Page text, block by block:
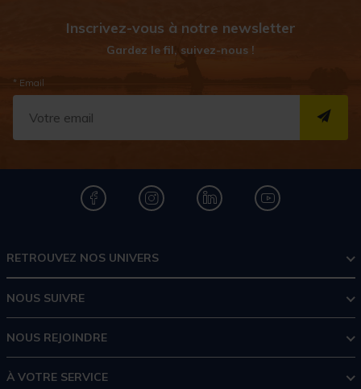
Inscrivez-vous à notre newsletter
Gardez le fil, suivez-nous !
* Email
RETROUVEZ NOS UNIVERS
NOUS SUIVRE
NOUS REJOINDRE
À VOTRE SERVICE